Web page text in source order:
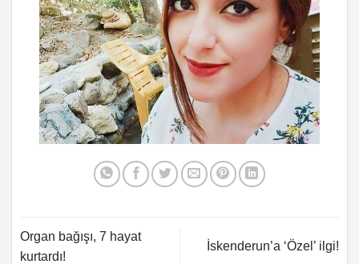
Organ bağışı, 7 hayat
kurtardı!
İskenderun’a ‘Özel’ ilgi!